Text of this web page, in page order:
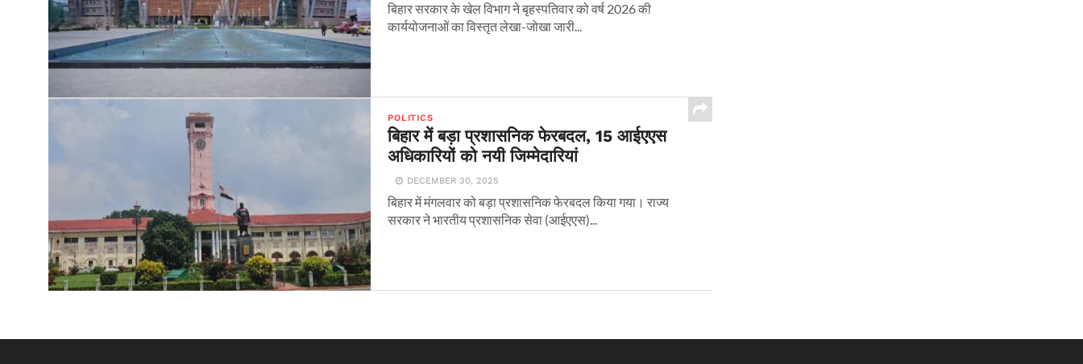
बिहार सरकार के खेल विभाग ने बृहस्पतिवार को वर्ष 2026 की
कार्ययोजनाओं का विस्तृत लेखा-जोखा जारी...
POLITICS
बिहार में बड़ा प्रशासनिक फेरबदल, 15 आईएएस
अधिकारियों को नयी जिम्मेदारियां
DECEMBER 30, 2025
बिहार में मंगलवार को बड़ा प्रशासनिक फेरबदल किया गया। राज्य
सरकार ने भारतीय प्रशासनिक सेवा (आईएएस)...